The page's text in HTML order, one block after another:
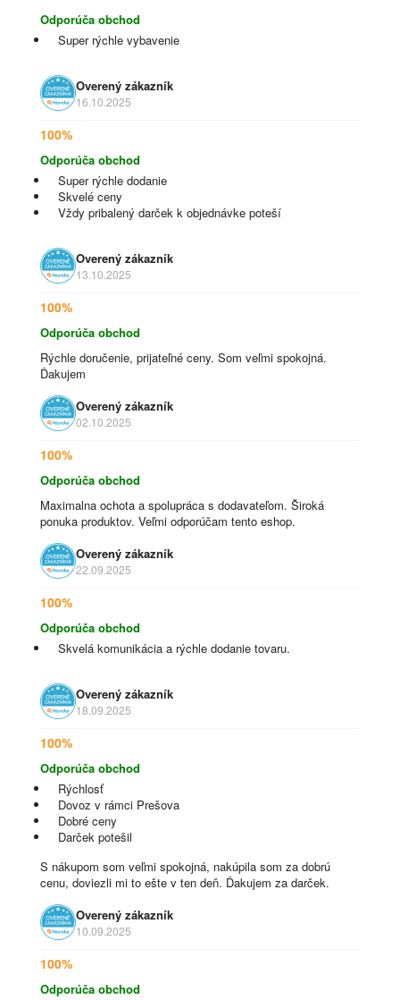
Odporúča obchod
Super rýchle vybavenie
Overený zákazník
16.10.2025
100%
Odporúča obchod
Super rýchle dodanie
Skvelé ceny
Vždy pribalený darček k objednávke poteší
Overený zákazník
13.10.2025
100%
Odporúča obchod
Rýchle doručenie, prijateľné ceny. Som veľmi spokojná.
Ďakujem
Overený zákazník
02.10.2025
100%
Odporúča obchod
Maximalna ochota a spolupráca s dodavateľom. Široká
ponuka produktov. Veľmi odporúčam tento eshop.
Overený zákazník
22.09.2025
100%
Odporúča obchod
Skvelá komunikácia a rýchle dodanie tovaru.
Overený zákazník
18.09.2025
100%
Odporúča obchod
Rýchlosť
Dovoz v rámci Prešova
Dobré ceny
Darček potešil
S nákupom som veľmi spokojná, nakúpila som za dobrú
cenu, doviezli mi to ešte v ten deň. Ďakujem za darček.
Overený zákazník
10.09.2025
100%
Odporúča obchod